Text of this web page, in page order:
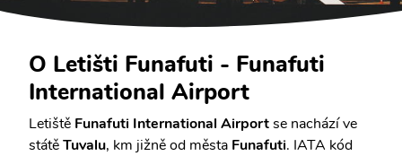
O Letišti Funafuti - Funafuti
International Airport
Letiště Funafuti International Airportse nachází ve
státěTuvalu, km jižně od města Funafuti. IATA kód